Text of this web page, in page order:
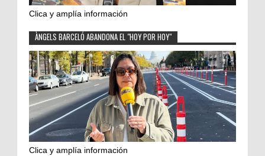
Clica y amplía información
ÀNGELS BARCELÓ ABANDONA EL "HOY POR HOY"
Clica y amplía información